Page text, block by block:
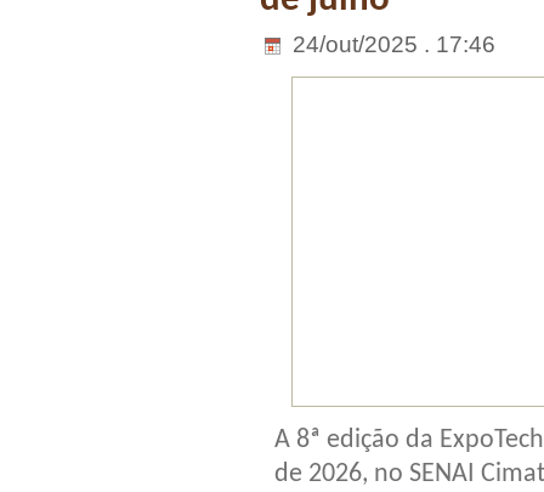
24/out/2025 . 17:46
A 8ª edição da
de 2026, no SENAI